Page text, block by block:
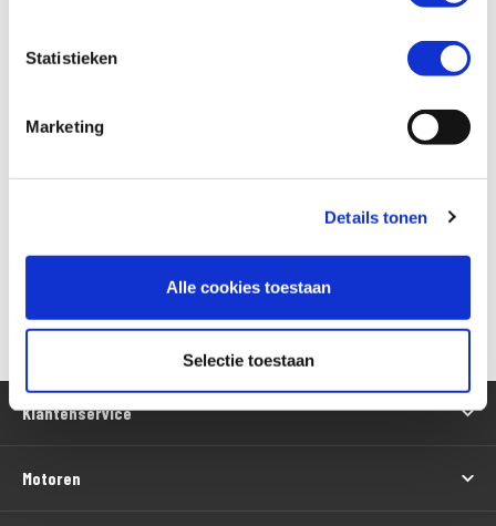
Statistieken
Marketing
Details tonen
Alle cookies toestaan
Selectie toestaan
Klantenservice
Motoren